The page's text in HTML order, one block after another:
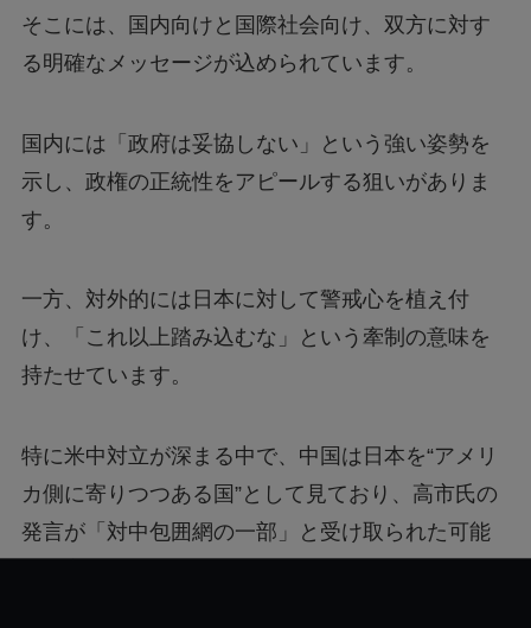
そこには、国内向けと国際社会向け、双方に対す
る明確なメッセージが込められています。
国内には「政府は妥協しない」という強い姿勢を
示し、政権の正統性をアピールする狙いがありま
す。
一方、対外的には日本に対して警戒心を植え付
け、「これ以上踏み込むな」という牽制の意味を
持たせています。
特に米中対立が深まる中で、中国は日本を“アメリ
カ側に寄りつつある国”として見ており、高市氏の
発言が「対中包囲網の一部」と受け取られた可能